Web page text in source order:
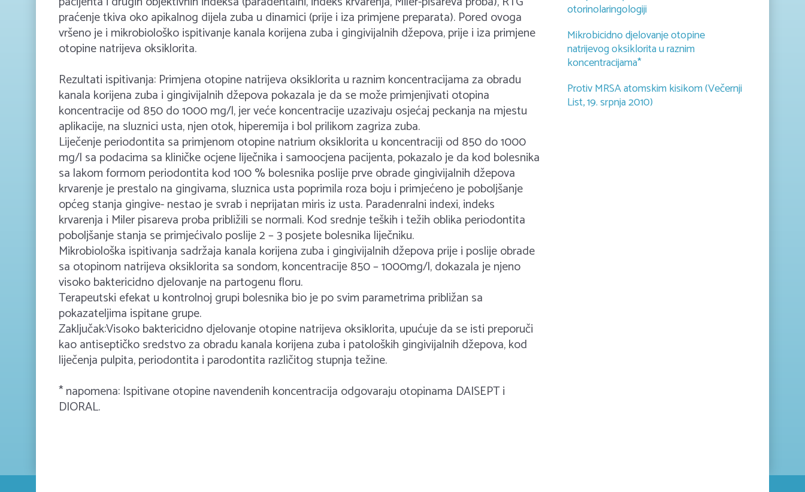
praćenje tkiva oko apikalnog dijela zuba u dinamici (prije i iza primjene preparata). Pored ovoga
vršeno je i mikrobiološko ispitivanje kanala korijena zuba i gingivijalnih džepova, prije i iza primjene
otopine natrijeva oksiklorita.
Rezultati ispitivanja: Primjena otopine natrijeva oksiklorita u raznim koncentracijama za obradu
kanala korijena zuba i gingivijalnih džepova pokazala je da se može primjenjivati otopina
koncentracije od 850 do 1000 mg/l, jer veće koncentracije uzazivaju osjećaj peckanja na mjestu
aplikacije, na sluznici usta, njen otok, hiperemija i bol prilikom zagriza zuba.
Liječenje periodontita sa primjenom otopine natrium oksiklorita u koncentraciji od 850 do 1000
mg/l sa podacima sa kliničke ocjene liječnika i samoocjena pacijenta, pokazalo je da kod bolesnika
sa lakom formom periodontita kod 100 % bolesnika poslije prve obrade gingivijalnih džepova
krvarenje je prestalo na gingivama, sluznica usta poprimila roza boju i primjećeno je poboljšanje
općeg stanja gingive- nestao je svrab i neprijatan miris iz usta. Paradenralni indexi, indeks
krvarenja i Miler pisareva proba približili se normali. Kod srednje teških i težih oblika periodontita
poboljšanje stanja se primjećivalo poslije 2 – 3 posjete bolesnika liječniku.
Mikrobiološka ispitivanja sadržaja kanala korijena zuba i gingivijalnih džepova prije i poslije obrade
sa otopinom natrijeva oksiklorita sa sondom, koncentracije 850 – 1000mg/l, dokazala je njeno
visoko baktericidno djelovanje na partogenu floru.
Terapeutski efekat u kontrolnoj grupi bolesnika bio je po svim parametrima približan sa
pokazateljima ispitane grupe.
Zaključak:Visoko baktericidno djelovanje otopine natrijeva oksiklorita, upućuje da se isti preporuči
kao antiseptičko sredstvo za obradu kanala korijena zuba i patoloških gingivijalnih džepova, kod
liječenja pulpita, periodontita i parodontita različitog stupnja težine.
* napomena: Ispitivane otopine navendenih koncentracija odgovaraju otopinama DAISEPT i
DIORAL.
otorinolaringologiji
Mikrobicidno djelovanje otopine
natrijevog oksiklorita u raznim
koncentracijama*
Protiv MRSA atomskim kisikom (Večernji
List, 19. srpnja 2010)